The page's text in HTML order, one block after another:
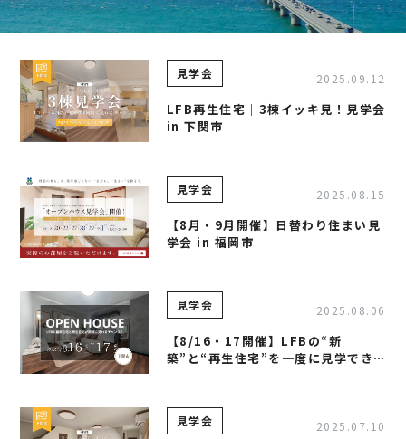
カスタマーハラスメントに対
お問い合わせ
専用請求書
建築・不動産事業
環境リサイクル事業
オリジナルグッズ
見学会 2025.09.12
LFB再生住宅│3棟イッキ見！見学会
in 下関市
見学会 2025.08.15
【8月・9月開催】日替わり住まい見
学会 in 福岡市
見学会 2025.08.06
【8/16・17開催】LFBの“新
築”と“再生住宅”を一度に見学でき
見学会 2025.07.10